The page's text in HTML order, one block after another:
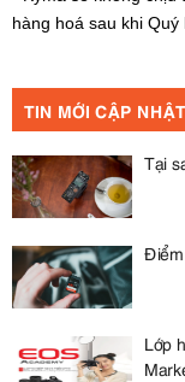
hàng hoá sau khi Quý
TIN MỚI CẬP NHẬT
Tại
Điểm
Lớp